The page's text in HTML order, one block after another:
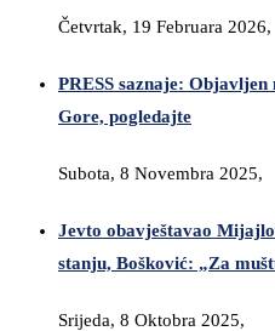
Četvrtak, 19 Februara 2026,
PRESS saznaje:
Gore, pogledajte
Subota, 8 Novembra 2025,
Jevto obavještavao
stanju, Bošković: „Za
Srijeda, 8 Oktobra 2025,